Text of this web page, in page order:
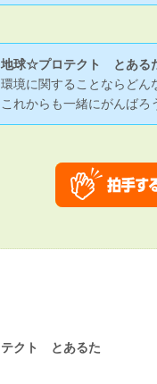
地球☆プロテクト とある
環境に関することならどん
これからも一緒にがんば
クト とあるた